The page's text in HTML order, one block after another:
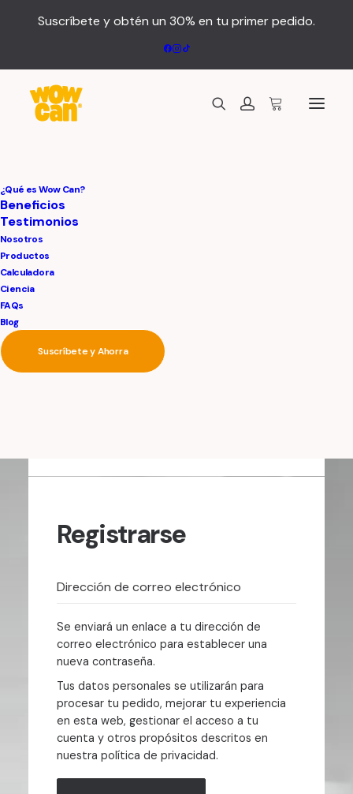
Suscríbete y obtén un 30% en tu primer pedido.
¿Qué es Wow Can?
Beneficios
Testimonios
Nosotros
Productos
Calculadora
Ciencia
FAQs
Blog
Suscríbete y Ahorra
Acceder
Recuérdame
Acceso
Registrarse
Se enviará un enlace a tu dirección de
correo electrónico para establecer una
nueva contraseña.
Tus datos personales se utilizarán para
procesar tu pedido, mejorar tu experiencia
en esta web, gestionar el acceso a tu
cuenta y otros propósitos descritos en
nuestra política de privacidad.